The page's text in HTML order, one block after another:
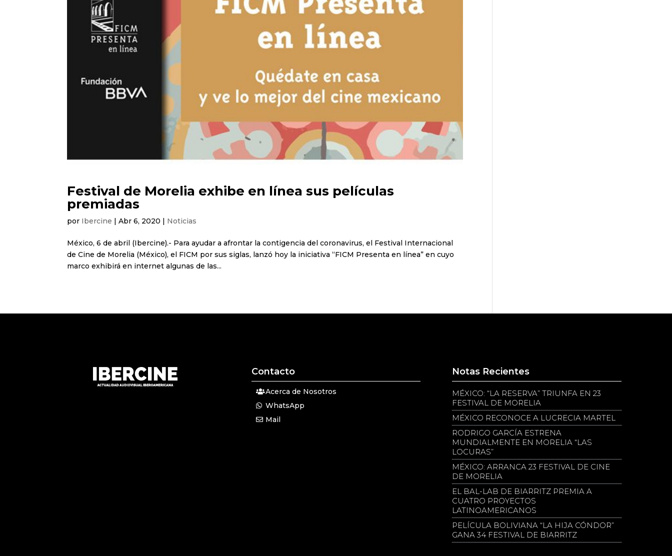
Festival de Morelia exhibe en línea sus películas
premiadas
por Ibercine |Abr 6, 2020 | Noticias
México, 6 de abril (Ibercine).- Para ayudar a afrontar la contigencia del coronavirus, el Festival Internacional
de Cine de Morelia (México), el FICM por sus siglas, lanzó hoy la iniciativa “FICM Presenta en línea” en cuyo
marco exhibirá en internet algunas de las...
Contacto
Acerca de Nosotros
WhatsApp
Mail
Notas Recientes
MÉXICO: “LA RESERVA” TRIUNFA EN 23
FESTIVAL DE MORELIA
MÉXICO RECONOCE A LUCRECIA MARTEL
RODRIGO GARCÍA ESTRENA
MUNDIALMENTE EN MORELIA “LAS
LOCURAS”
MÉXICO: ARRANCA 23 FESTIVAL DE CINE
DE MORELIA
EL BAL-LAB DE BIARRITZ PREMIA A
CUATRO PROYECTOS
LATINOAMERICANOS
PELÍCULA BOLIVIANA “LA HIJA CÓNDOR”
GANA 34 FESTIVAL DE BIARRITZ